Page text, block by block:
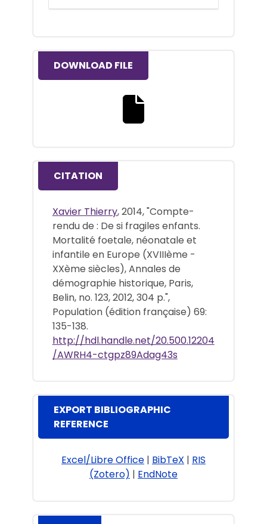
DOWNLOAD FILE
CITATION
Xavier Thierry, 2014, "Compte-
rendu de : De si fragiles enfants.
Mortalité foetale, néonatale et
infantile en Europe (XVIIIème -
XXème siècles), Annales de
démographie historique, Paris,
Belin, no. 123, 2012, 304 p.",
Population (édition française) 69:
135-138.
http://hdl.handle.net/20.500.12204
/AWRH4-ctgpz89Adag43s
EXPORT BIBLIOGRAPHIC
REFERENCE
Excel/Libre Office | BibTeX | RIS
(Zotero) | EndNote